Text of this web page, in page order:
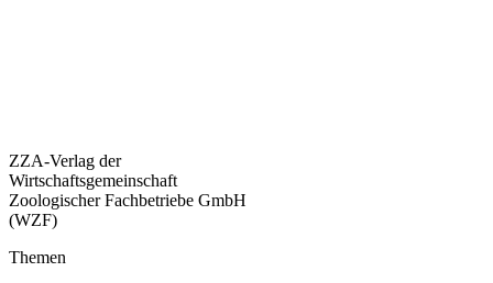
ZZA-Verlag der
Wirtschaftsgemeinschaft
Zoologischer Fachbetriebe GmbH
(WZF)
Themen